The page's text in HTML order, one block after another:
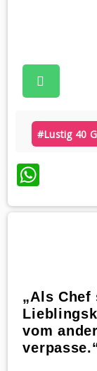
#lustig 40
„Als Chef
vom